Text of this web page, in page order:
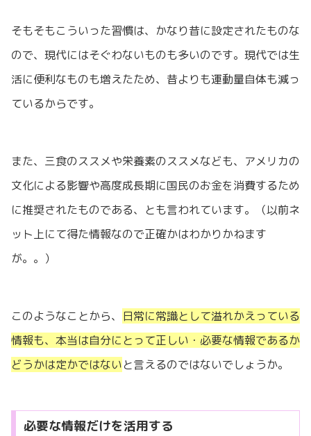
そもそもこういった習慣は、かなり昔に設定されたものな
ので、現代にはそぐわないものも多いのです。現代では生
活に便利なものも増えたため、昔よりも運動量自体も減っ
ているからです。
また、三食のススメや栄養素のススメなども、アメリカの
文化による影響や高度成長期に国民のお金を消費するため
に推奨されたものである、とも言われています。（以前ネ
ット上にて得た情報なので正確かはわかりかねます
が。。）
このようなことから、 日常に常識として溢れかえっている
情報も、本当は自分にとって正しい・必要な情報であるか
どうかは定かではないと言えるのではないでしょうか。
必要な情報だけを活用する